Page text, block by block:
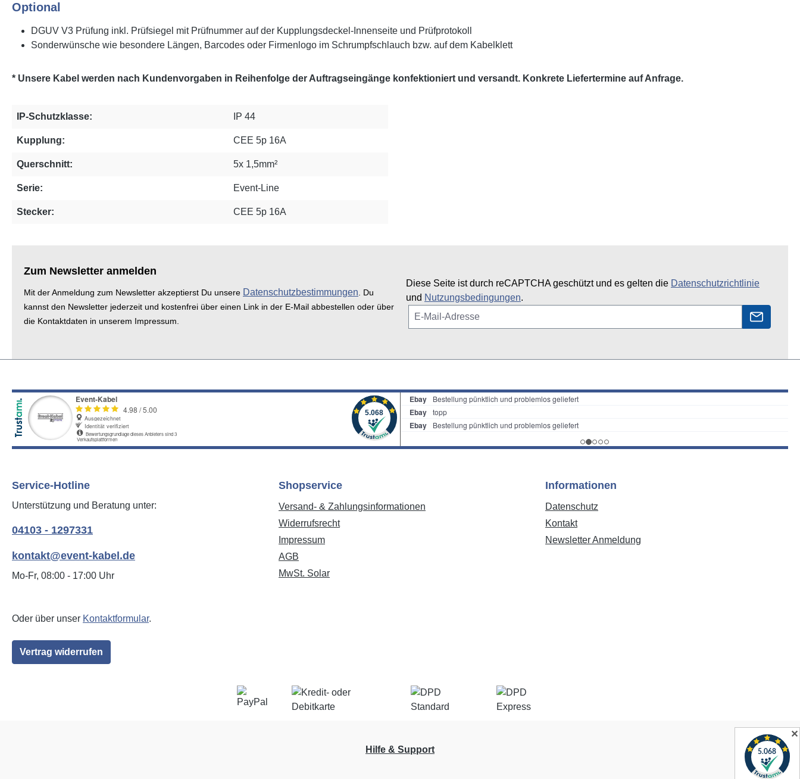
Optional
DGUV V3 Prüfung inkl. Prüfsiegel mit Prüfnummer auf der Kupplungsdeckel-Innenseite und Prüfprotokoll
Sonderwünsche wie besondere Längen, Barcodes oder Firmenlogo im Schrumpfschlauch bzw. auf dem Kabelklett
* Unsere Kabel werden nach Kundenvorgaben in Reihenfolge der Auftragseingänge konfektioniert und versandt. Konkrete Liefertermine auf Anfrage.
IP-Schutzklasse: IP 44
Kupplung: CEE 5p 16A
Querschnitt: 5x 1,5mm²
Serie: Event-Line
Stecker: CEE 5p 16A
Zum Newsletter anmelden
Mit der Anmeldung zum Newsletter akzeptierst Du unsere Datenschutzbestimmungen. Du
kannst den Newsletter jederzeit und kostenfrei über einen Link in der E-Mail abbestellen oder über
die Kontaktdaten in unserem Impressum.
Diese Seite ist durch reCAPTCHA geschützt und es gelten die Datenschutzrichtlinie
und Nutzungsbedingungen.
Service-Hotline
Unterstützung und Beratung unter:
04103 - 1297331
kontakt@event-kabel.de
Mo-Fr, 08:00 - 17:00 Uhr
Oder über unser Kontaktformular.
Vertrag widerrufen
Shopservice
Versand- & Zahlungsinformationen
Widerrufsrecht
Impressum
AGB
MwSt. Solar
Informationen
Datenschutz
Kontakt
Newsletter Anmeldung
Hilfe & Support
✕